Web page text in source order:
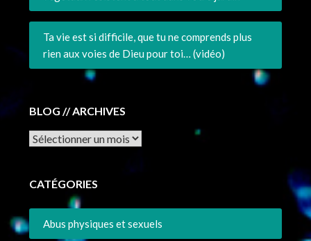
Ta vie est si difficile, que tu ne comprends plus
rien aux voies de Dieu pour toi… (vidéo)
BLOG // ARCHIVES
Archives
CATÉGORIES
Abus physiques et sexuels